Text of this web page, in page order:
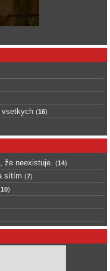
vsetkych (16)
že neexistuje. (14)
sítím (7)
10)